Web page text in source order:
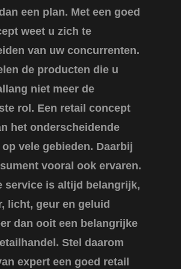
een plan. Met een goed
weet u zich te
van uw concurrenten.
de producten die u
niet meer de
rol. Een retail concept
het onderscheidende
vele gebieden. Daarbij
vooral ook ervaren.
service is altijd belangrijk,
licht, geur en geluid
dan ooit een belangrijke
Stel daarom
expert een goed retail